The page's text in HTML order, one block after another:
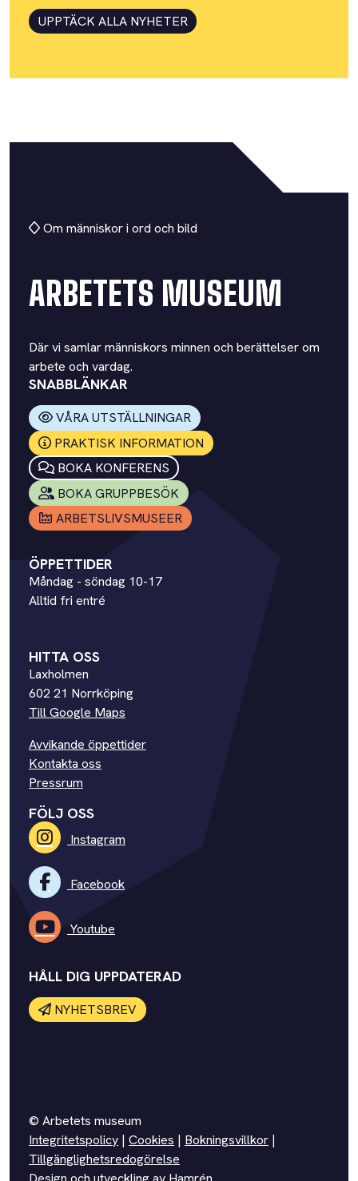
UPPTÄCK ALLA NYHETER
Om människor i ord och bild
ARBETETS MUSEUM
Där vi samlar människors minnen och berättelser om
arbete och vardag.
SNABBLÄNKAR
VÅRA UTSTÄLLNINGAR
PRAKTISK INFORMATION
BOKA KONFERENS
BOKA GRUPPBESÖK
ARBETSLIVSMUSEER
ÖPPETTIDER
Måndag - söndag 10-17
Alltid fri entré
HITTA OSS
Laxholmen
602 21 Norrköping
Till Google Maps
Avvikande öppettider
Kontakta oss
Pressrum
FÖLJ OSS
Instagram
Facebook
Youtube
HÅLL DIG UPPDATERAD
NYHETSBREV
© Arbetets museum
Integritetspolicy | Cookies | Bokningsvillkor |
Tillgänglighetsredogörelse